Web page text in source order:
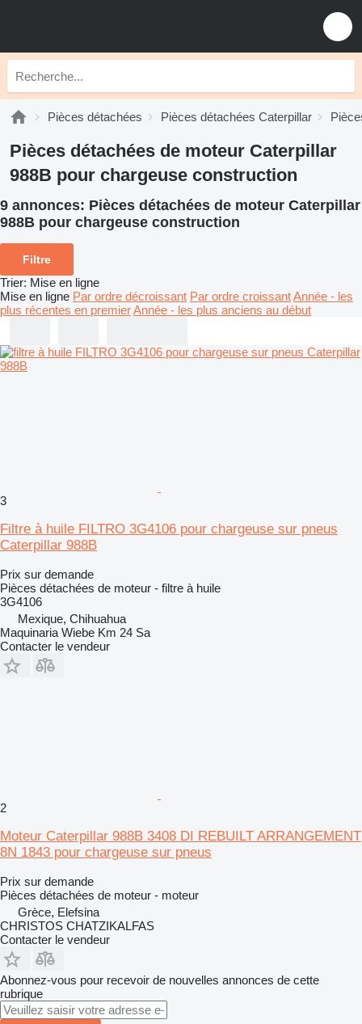
Pièces détachées Pièces détachées Caterpillar
Pièces détachées de moteur Caterpillar
988B pour chargeuse construction
9 annonces: Pièces détachées de moteur Caterpillar
988B pour chargeuse construction
Filtre
Trier: Mise en ligne
Mise en ligne Par ordre décroissant Par ordre croissantAnnée - les
plus récentes en premierAnnée - les plus anciens au début
3
Filtre à huile FILTRO 3G4106 pour chargeuse sur pneus
Caterpillar 988B
Prix sur demande
Pièces détachées de moteur - filtre à huile
3G4106
Mexique, Chihuahua
Maquinaria Wiebe Km 24 Sa
Contacter le vendeur
2
Moteur Caterpillar 988B 3408 DI REBUILT ARRANGEMENT
8N 1843 pour chargeuse sur pneus
Prix sur demande
Pièces détachées de moteur - moteur
Grèce, Elefsina
CHRISTOS CHATZIKALFAS
Contacter le vendeur
Abonnez-vous pour recevoir de nouvelles annonces de cette
rubrique